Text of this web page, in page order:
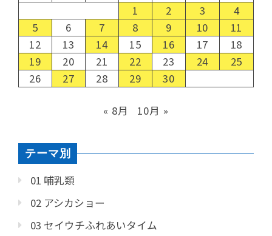
1
2 3
4
5
6 7 8 9 10
11
12
13 14 15 16 17
18
19
20 21 22 23 24
25
26
27 28 29 30
« 8月 10月 »
テーマ別
01 哺乳類
02 アシカショー
03 セイウチふれあいタイム